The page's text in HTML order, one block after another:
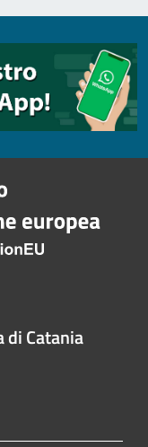
di Catania